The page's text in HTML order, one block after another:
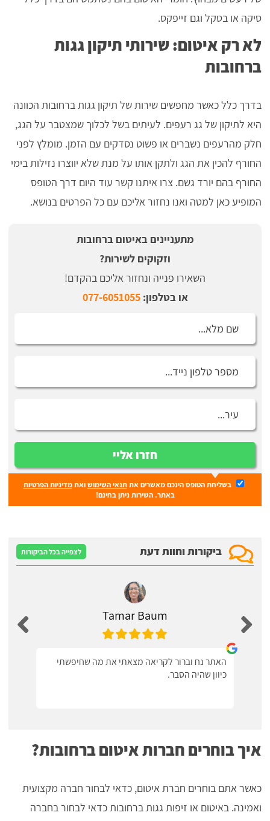
סיקה או בטקל וגם זייפקס.
לא רק איטום: שירותי תיקון גגות
ברחובות
בדרך כלל כאשר מחפשים שירות של תיקון גגות ברחובות הכוונה
היא לתיקון של גג רעפים. לעיתים בשל לכלוך שמצטבר על הגג,
חלק מהרעפים נשברים או פשוט נסדקים עם הזמן. מומלץ לפני
החורף להכין את הגג ולתקן אותו על מנת שלא יווצרו נזילות בימי
החורף בהם יורד גשם. צרו איתנו קשר עוד היום דרך הטופס
המופיע כאן למטה ואנו נחזור אליכם עם כל הפרטים בנושא.
מתעניינים באיטום ברחובות
וזקוקים לשירות?
השאירו פנייה ונחזור אליכם בהקדם!
או בטלפון:077-6051055
חזרו אליי
בשליחת הטופס הינכם מאשרים אתתנאי השימושואתמדיניות הפרטיות
באתר. השירות ניתן בחינם!
ביקורות וחוות דעת לצפייה בכל הביקורות
Tamar Baum
האתר נח וברור לקריאה מצאתי את מה שחיפשתי
כיוון שהיה הסבר.
איך בוחרים חברות איטום ברחובות?
כאשר אתם בוחרים חברת איטום, כדאי לבחור חברה מקצועית
ואמינה. באיטום או זיפות גגות ברחובות כדאי לבחור בחברה